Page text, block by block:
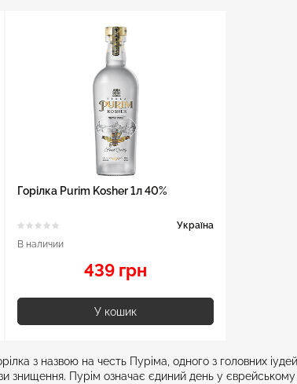
Горілка Purim Kosher 1л 40%
Україна
В наличии
439 грн
У кошик
з назвою на честь Пуріма, одного з головних
знищення. Пурім означає єдиний день у